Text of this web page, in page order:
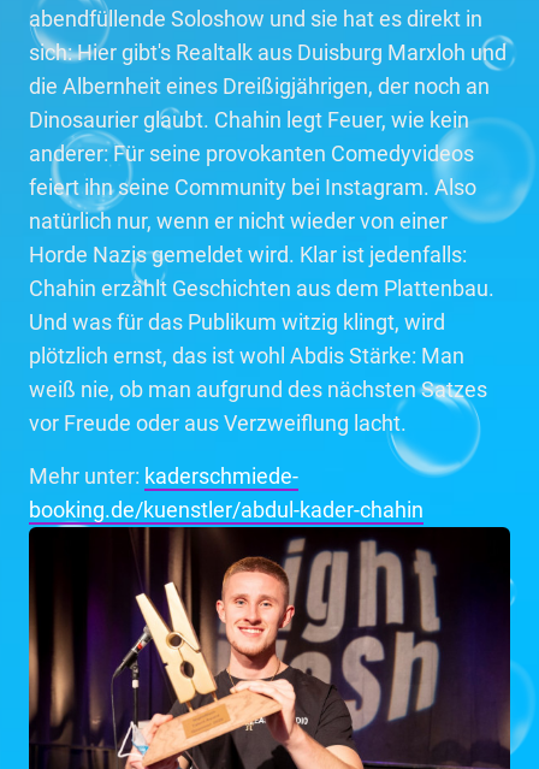
abendfüllende Soloshow und sie hat es direkt in
sich: Hier gibt's Realtalk aus Duisburg Marxloh und
die Albernheit eines Dreißigjährigen, der noch an
Dinosaurier glaubt. Chahin legt Feuer, wie kein
anderer: Für seine provokanten Comedyvideos
feiert ihn seine Community bei Instagram. Also
natürlich nur, wenn er nicht wieder von einer
Horde Nazis gemeldet wird. Klar ist jedenfalls:
Chahin erzählt Geschichten aus dem Plattenbau.
Und was für das Publikum witzig klingt, wird
plötzlich ernst, das ist wohl Abdis Stärke: Man
weiß nie, ob man aufgrund des nächsten Satzes
vor Freude oder aus Verzweiflung lacht.
Mehr unter: kaderschmiede-
booking.de/kuenstler/abdul-kader-chahin